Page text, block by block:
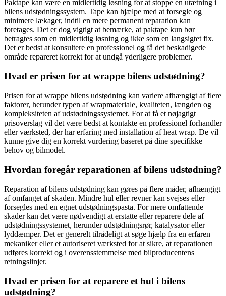
Paktape kan være en midlertidig løsning for at stoppe en utætning i
bilens udstødningssystem. Tape kan hjælpe med at forsegle og
minimere lækager, indtil en mere permanent reparation kan
foretages. Det er dog vigtigt at bemærke, at paktape kun bør
betragtes som en midlertidig løsning og ikke som en langsigtet fix.
Det er bedst at konsultere en professionel og få det beskadigede
område repareret korrekt for at undgå yderligere problemer.
Hvad er prisen for at wrappe bilens udstødning?
Prisen for at wrappe bilens udstødning kan variere afhængigt af flere
faktorer, herunder typen af wrapmateriale, kvaliteten, længden og
kompleksiteten af udstødningssystemet. For at få et nøjagtigt
prisoverslag vil det være bedst at kontakte en professionel forhandler
eller værksted, der har erfaring med installation af heat wrap. De vil
kunne give dig en korrekt vurdering baseret på dine specifikke
behov og bilmodel.
Hvordan foregår reparationen af bilens udstødning?
Reparation af bilens udstødning kan gøres på flere måder, afhængigt
af omfanget af skaden. Mindre hul eller revner kan svejses eller
forsegles med en egnet udstødningspasta. For mere omfattende
skader kan det være nødvendigt at erstatte eller reparere dele af
udstødningssystemet, herunder udstødningsrør, katalysator eller
lyddæmper. Det er generelt tilrådeligt at søge hjælp fra en erfaren
mekaniker eller et autoriseret værksted for at sikre, at reparationen
udføres korrekt og i overensstemmelse med bilproducentens
retningslinjer.
Hvad er prisen for at reparere et hul i bilens
udstødning?